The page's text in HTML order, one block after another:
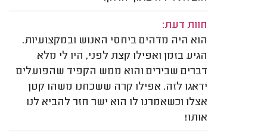
חוות דעת:
הוא היה מדהים ביחסי האנוש ובמקצועיות.
הגיע בזמן ואפילו קצת לפני, היו לי מלא
דברים שבירים והוא ממש הקפיד שהפועלים
ידאגו לזה. אפילו קרה ששכחנו משהו קטן
אצלו וכשאמרנו לו הוא ישר חזר להביא לנו
אותו!